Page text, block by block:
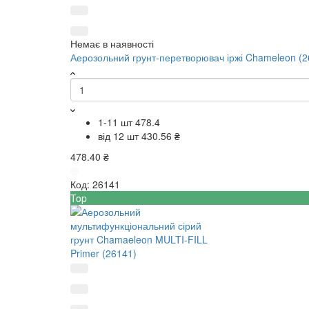
Немає в наявності
Аерозольний грунт-перетворювач іржі Chameleon
1-11 шт478.4
від 12 шт430.56 ₴
478.40 ₴
Код: 26141
Top